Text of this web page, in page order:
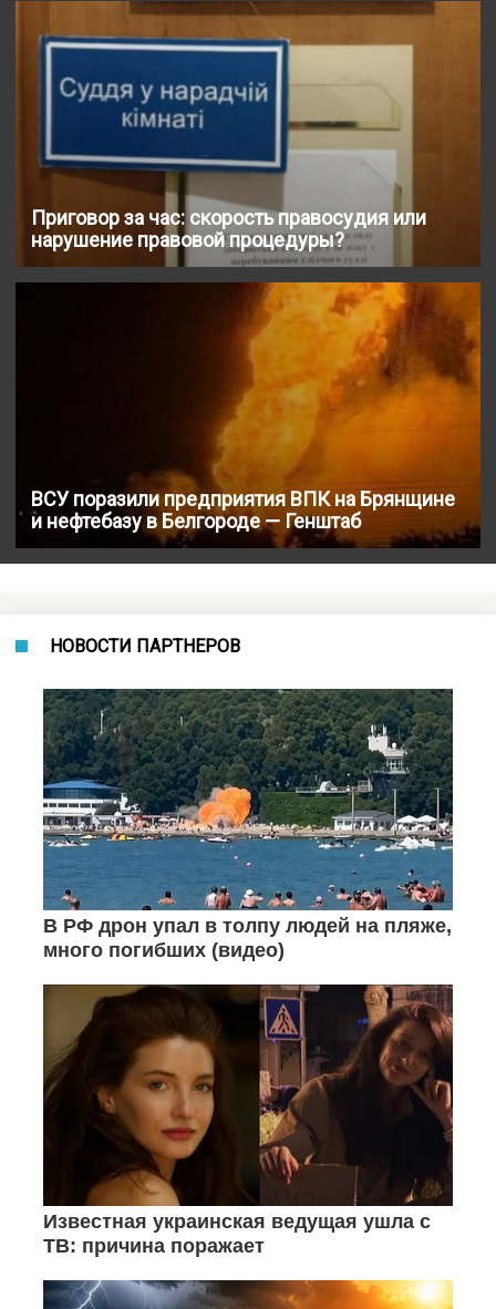
Приговор за час: скорость правосудия или
нарушение правовой процедуры?
ВСУ поразили предприятия ВПК на Брянщине
и нефтебазу в Белгороде — Генштаб
НОВОСТИ ПАРТНЕРОВ